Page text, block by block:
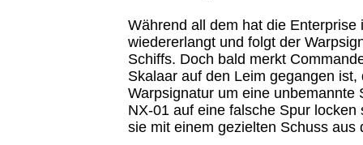
Während all dem hat die Enterprise
wiedererlangt und folgt der
Schiffs. Doch bald merkt
Skalaar auf den Leim gegangen ist,
Warpsignatur um eine unbemannte
NX-01 auf eine falsche Spur locken
sie mit einem gezielten Schuss aus